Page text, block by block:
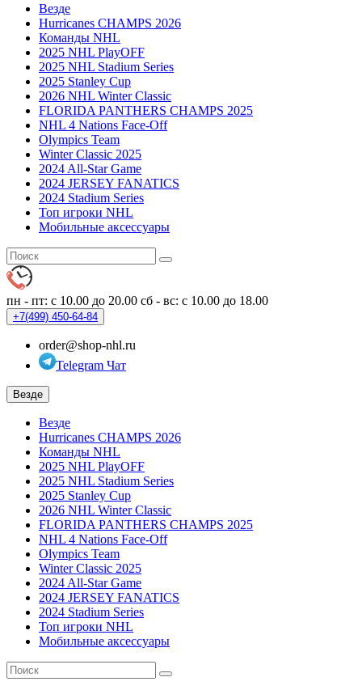
Везде
Hurricanes CHAMPS 2026
Команды NHL
2025 NHL PlayOFF
2025 NHL Stadium Series
2025 Stanley Cup
2026 NHL Winter Classic
FLORIDA PANTHERS CHAMPS 2025
NHL 4 Nations Face-Off
Olympics Team
Winter Classic 2025
2024 All-Star Game
2024 JERSEY FANATICS
2024 Stadium Series
Топ игроки NHL
Мобильные аксессуары
пн - пт: с 10.00 до 20.00 сб - вс: с 10.00 до 18.00
+7(499) 450-64-84
order@shop-nhl.ru
Telegram Чат
Везде
Везде
Hurricanes CHAMPS 2026
Команды NHL
2025 NHL PlayOFF
2025 NHL Stadium Series
2025 Stanley Cup
2026 NHL Winter Classic
FLORIDA PANTHERS CHAMPS 2025
NHL 4 Nations Face-Off
Olympics Team
Winter Classic 2025
2024 All-Star Game
2024 JERSEY FANATICS
2024 Stadium Series
Топ игроки NHL
Мобильные аксессуары